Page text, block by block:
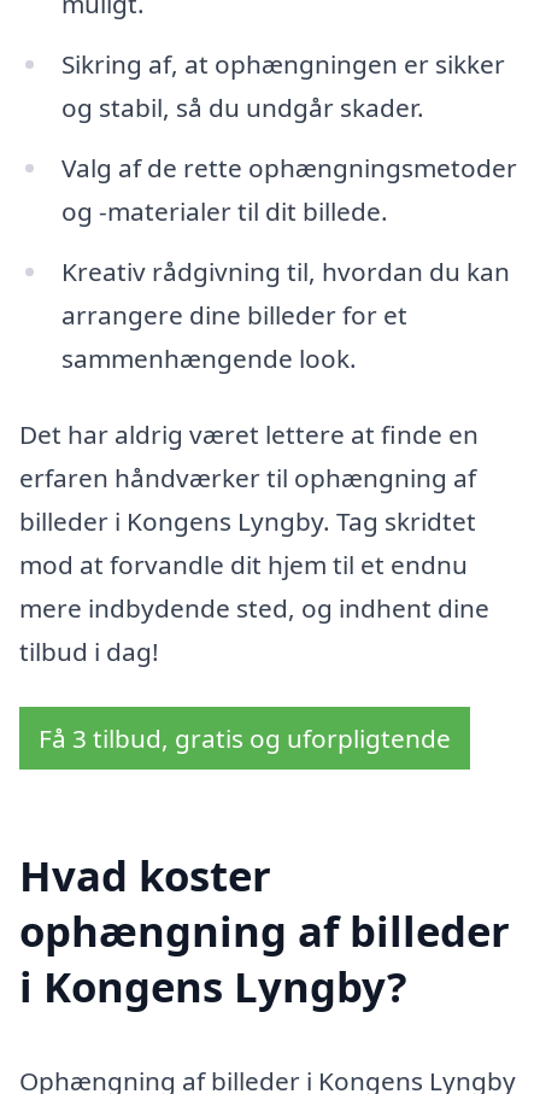
Sikring af, at ophængningen er sikker
og stabil, så du undgår skader.
Valg af de rette ophængningsmetoder
og -materialer til dit billede.
Kreativ rådgivning til, hvordan du kan
arrangere dine billeder for et
sammenhængende look.
Det har aldrig været lettere at finde en
erfaren håndværker til ophængning af
billeder i Kongens Lyngby. Tag skridtet
mod at forvandle dit hjem til et endnu
mere indbydende sted, og indhent dine
tilbud i dag!
Få 3 tilbud, gratis og uforpligtende
Hvad koster
ophængning af billeder
i Kongens Lyngby?
Ophængning af billeder i Kongens Lyngby